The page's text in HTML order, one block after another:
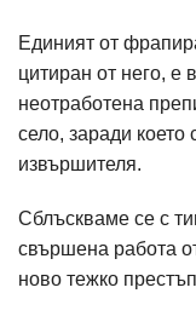
Единият от
цитиран от него, е
неотработена
село, заради което
извършителя.
Сблъскваме се с
свършена работа
ново тежко